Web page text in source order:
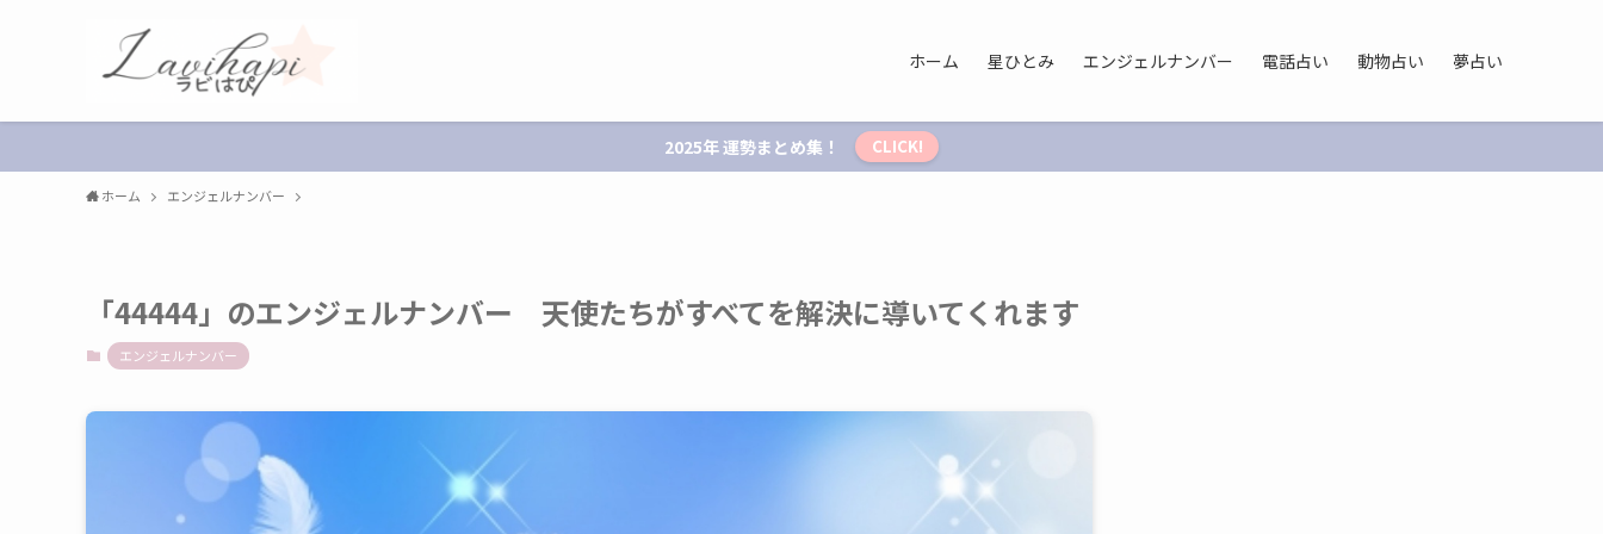
ホーム 星ひとみ エンジェルナンバー 電話占い 動物占い 夢占い
2025年 運勢まとめ集！ CLICK!
ホーム エンジェルナンバー
「44444」のエンジェルナンバー 天使たちがすべてを解決に導いてくれます
エンジェルナンバー